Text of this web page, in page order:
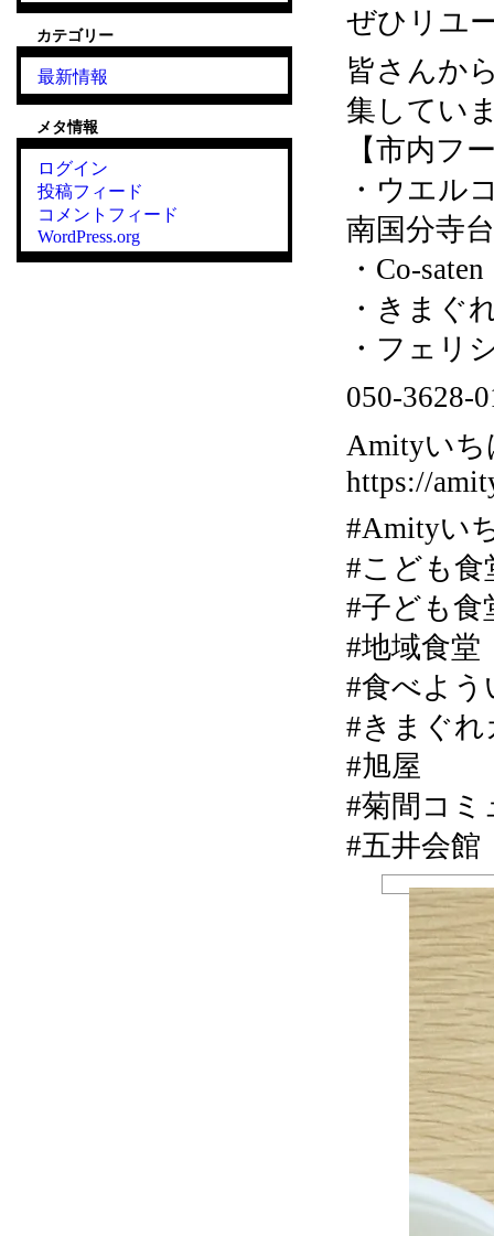
ぜひリユ
皆さんか
集してい
【市内フ
・ウエル
南国分寺
・Co-
・きまぐ
・フェリ
050-3628-
Amityいち
https://
#Amityい
#こども食
#子ども食
#地域食堂
#食べよう
#きまぐれ
#旭屋
#菊間コ
#五井会館
カテゴリー
最新情報
メタ情報
ログイン
投稿フィード
コメントフィード
WordPress.org